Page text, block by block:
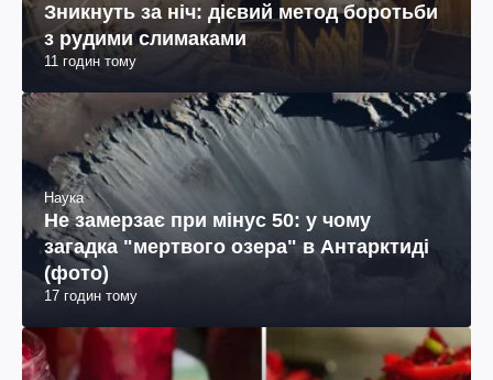
Зникнуть за ніч: дієвий метод боротьби
з рудими слимаками
11 годин тому
Наука
Не замерзає при мінус 50: у чому
загадка "мертвого озера" в Антарктиді
(фото)
17 годин тому